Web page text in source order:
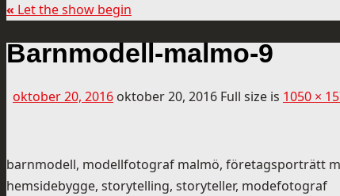
« Let the show begin
Barnmodell-malmo-9
oktober 20, 2016 oktober 20, 2016 Full size is 1050 ×
barnmodell, modellfotograf malmö, företagsporträtt
hemsidebygge, storytelling, storyteller, modefotograf